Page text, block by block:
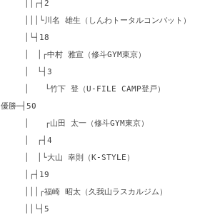
││┌┤2
│││└川名 雄生（しんわトータルコンバット）
│└┤18
│ │┌中村 雅宣（修斗GYM東京）
│ └┤3
│ └竹下 登（U-FILE CAMP登戸）
優勝─┤50
│ ┌山田 太一（修斗GYM東京）
│ ┌┤4
│ │└大山 幸則（K-STYLE）
│┌┤19
│││┌福崎 昭太（久我山ラスカルジム）
││└┤5